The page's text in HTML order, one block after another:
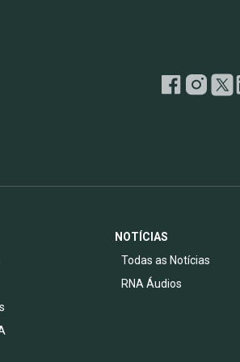
NOTÍCIAS
Todas as Notícias
RNA Áudios